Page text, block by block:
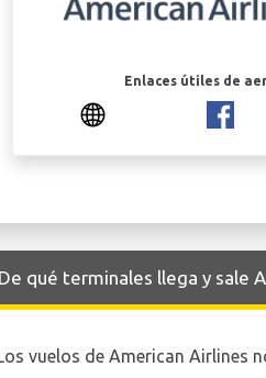
Enlaces útiles de
qué terminales llega y sale
vuelos de American Airlines